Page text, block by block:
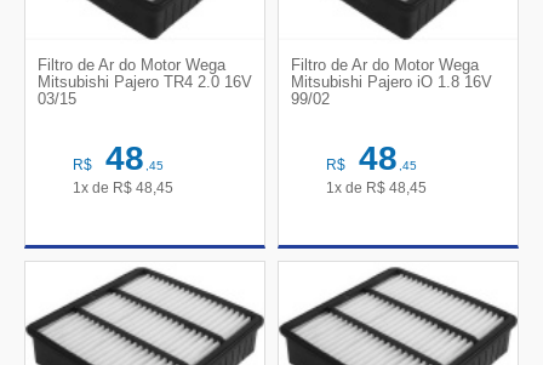
Filtro de Ar do Motor Wega
Mitsubishi Pajero TR4 2.0 16V
03/15
R$ 48,45
1x de R$ 48,45
Filtro de Ar do Motor Wega
Mitsubishi Pajero iO 1.8 16V
99/02
R$ 48,45
1x de R$ 48,45